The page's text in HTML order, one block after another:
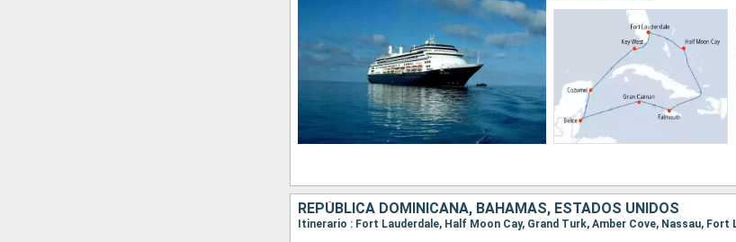
REPÚBLICA DOMINICANA, BAHAMAS, ESTADOS UNIDOS
Itinerario : Fort Lauderdale, Half Moon Cay, Grand Turk, Amber Cove, Nassau, Fort